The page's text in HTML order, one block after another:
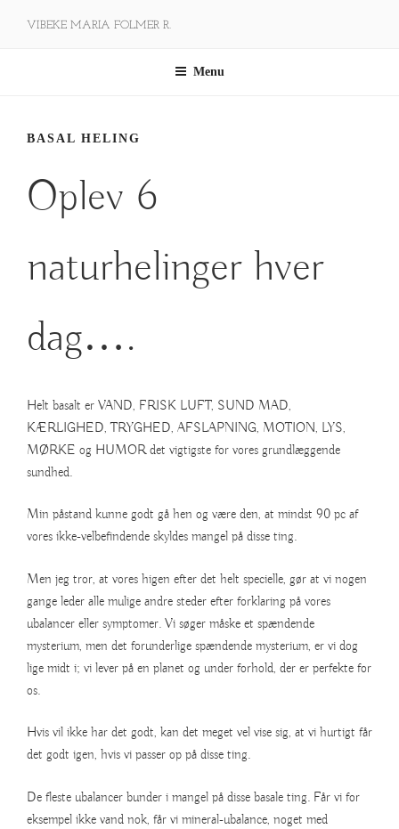
VIBEKE MARIA FOLMER R.
Menu
BASAL HELING
Oplev 6
naturhelinger hver
dag….
Helt basalt er VAND, FRISK LUFT, SUND MAD,
KÆRLIGHED, TRYGHED, AFSLAPNING, MOTION, LYS,
MØRKE og HUMOR det vigtigste for vores grundlæggende
sundhed.
Min påstand kunne godt gå hen og være den, at mindst 90 pc af
vores ikke-velbefindende skyldes mangel på disse ting.
Men jeg tror, at vores higen efter det helt specielle, gør at vi nogen
gange leder alle mulige andre steder efter forklaring på vores
ubalancer eller symptomer. Vi søger måske et spændende
mysterium, men det forunderlige spændende mysterium, er vi dog
lige midt i; vi lever på en planet og under forhold, der er perfekte for
os.
Hvis vil ikke har det godt, kan det meget vel vise sig, at vi hurtigt får
det godt igen, hvis vi passer op på disse ting.
De fleste ubalancer bunder i mangel på disse basale ting. Får vi for
eksempel ikke vand nok, får vi mineral-ubalance, noget med